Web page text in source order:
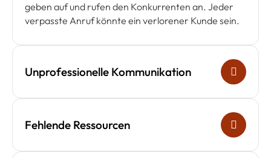
geben auf und rufen den Konkurrenten an. Jeder
verpasste Anruf könnte ein verlorener Kunde sein.
Unprofessionelle Kommunikation
Fehlende Ressourcen